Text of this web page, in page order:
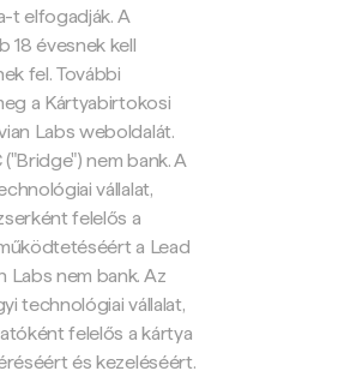
t elfogadják. A
18 évesnek kell
fel. További
a Kártyabirtokosi
Labs weboldalát.
nem bank. A
vállalat,
felelős a
a Lead
Labs nem bank. Az
technológiai vállalat,
felelős a kártya
és kezeléséért.